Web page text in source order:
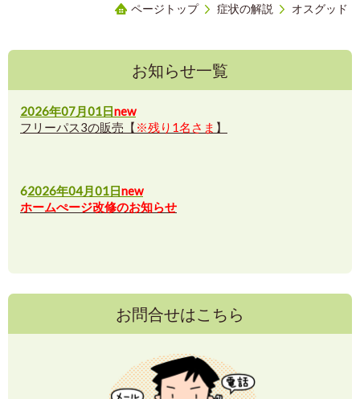
ページトップ 症状の解説 オスグッド
お知らせ一覧
2026年07月01日new
フリーパス3の販売【 ※残り1名さま 】
62026年04月01日new
ホームぺージ改修のお知らせ
お問合せはこちら